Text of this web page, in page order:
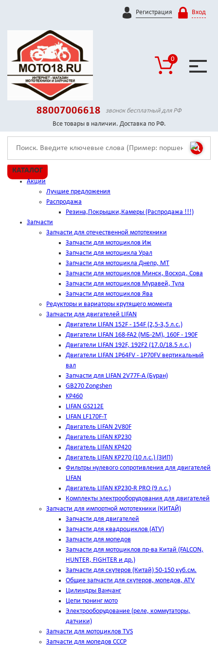
Регистрация Вход
0
88007006618
звонок бесплатный для РФ
Все товары в наличии. Доставка по РФ.
КАТАЛОГ
Акции
Лучшие предложения
Распродажа
Резина,Покрышки,Камеры (Распродажа !!!)
Запчасти
Запчасти для отечественной мототехники
Запчасти для мотоциклов Иж
Запчасти для мотоцикла Урал
Запчасти для мотоцикла Днепр, МТ
Запчасти для мотоциклов Минск, Восход, Сова
Запчасти для мотоциклов Муравей, Тула
Запчасти для мотоциклов Ява
Редукторы и вариаторы крутящего момента
Запчасти для двигателей LIFAN
Двигатели LIFAN 152F - 154F (2,5-3,5 л.с.)
Двигатели LIFAN 168-FA2 (МБ-2М), 160F - 190F
Двигатели LIFAN 192F, 192F2 (17.0/18.5 л.с.)
Двигатели LIFAN 1Р64FV - 1Р70FV вертикальный
вал
Запчасти для LIFAN 2V77F-A (Буран)
GB270 Zongshen
KP460
LIFAN GS212E
LIFAN LF170F-T
Двигатель LIFAN 2V80F
Двигатель LIFAN KP230
Двигатель LIFAN KP420
Двигатель LIFAN KP270 (10 л.с.) (ЗИП)
Фильтры нулевого сопротивления для двигателей
LIFAN
Двигатель LIFAN KP230-R PRO (9 л.с.)
Комплекты электрооборудования для двигателей
Запчасти для импортной мототехники (КИТАЙ)
Запчасти для двигателей
Запчасти для квадроциклов (ATV)
Запчасти для мопедов
Запчасти для мотоциклов пр-ва Китай (FALCON,
HUNTER, FIGHTER и др.)
Запчасти для скутеров (Китай) 50-150 куб.см.
Общие запчасти для скутеров, мопедов, ATV
Цилиндры Ванчанг
Цепи тюнинг мото
Электрооборудование (реле, коммутаторы,
датчики)
Запчасти для мотоциклов TVS
Запчасти для мопедов СССР